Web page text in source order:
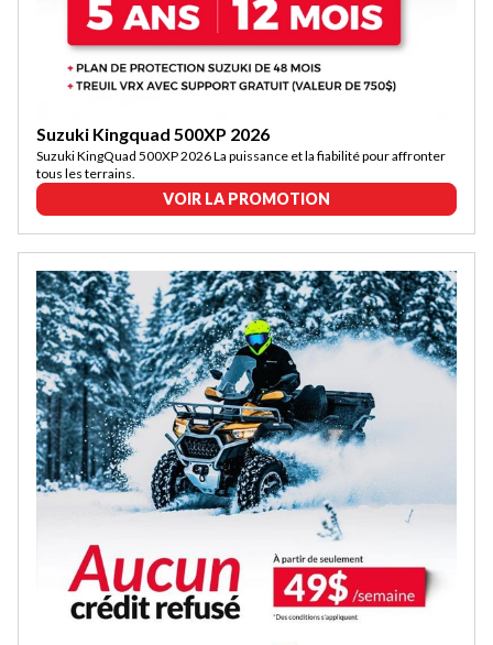
Suzuki Kingquad 500XP 2026
Suzuki KingQuad 500XP 2026 La puissance et la fiabilité pour affronter
tous les terrains.
VOIR LA PROMOTION